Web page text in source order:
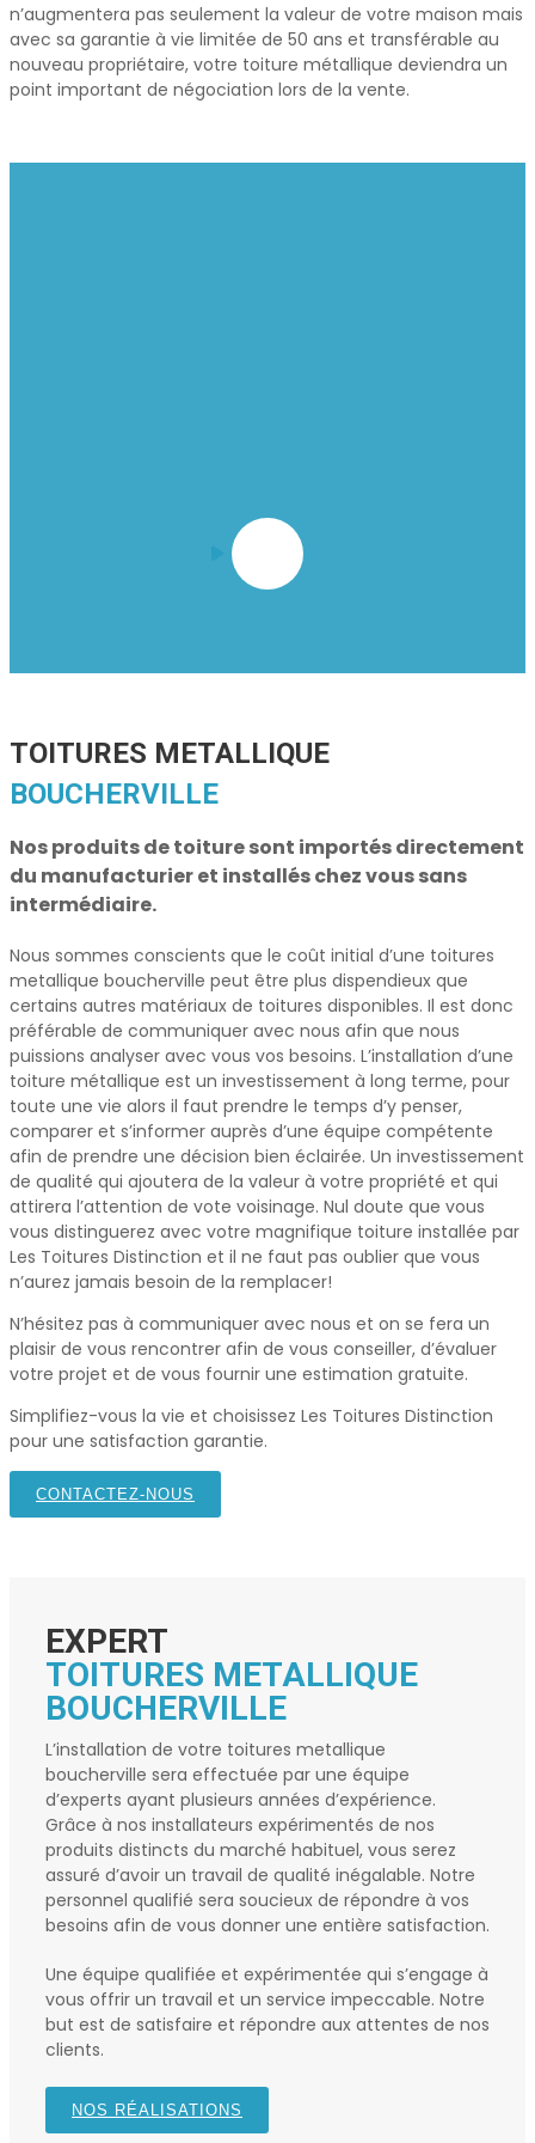
n’augmentera pas seulement la valeur de votre maison mais
avec sa garantie à vie limitée de 50 ans et transférable au
nouveau propriétaire, votre toiture métallique deviendra un
point important de négociation lors de la vente.
TOITURES METALLIQUE
BOUCHERVILLE
Nos produits de toiture sont importés directement
du manufacturier et installés chez vous sans
intermédiaire.
Nous sommes conscients que le coût initial d’une toitures
metallique boucherville peut être plus dispendieux que
certains autres matériaux de toitures disponibles. Il est donc
préférable de communiquer avec nous afin que nous
puissions analyser avec vous vos besoins. L’installation d’une
toiture métallique est un investissement à long terme, pour
toute une vie alors il faut prendre le temps d’y penser,
comparer et s’informer auprès d’une équipe compétente
afin de prendre une décision bien éclairée. Un investissement
de qualité qui ajoutera de la valeur à votre propriété et qui
attirera l’attention de vote voisinage. Nul doute que vous
vous distinguerez avec votre magnifique toiture installée par
Les Toitures Distinction et il ne faut pas oublier que vous
n’aurez jamais besoin de la remplacer!
N’hésitez pas à communiquer avec nous et on se fera un
plaisir de vous rencontrer afin de vous conseiller, d’évaluer
votre projet et de vous fournir une estimation gratuite.
Simplifiez-vous la vie et choisissez Les Toitures Distinction
pour une satisfaction garantie.
CONTACTEZ-NOUS
EXPERT
TOITURES METALLIQUE
BOUCHERVILLE
L’installation de votre toitures metallique
boucherville sera effectuée par une équipe
d’experts ayant plusieurs années d’expérience.
Grâce à nos installateurs expérimentés de nos
produits distincts du marché habituel, vous serez
assuré d’avoir un travail de qualité inégalable. Notre
personnel qualifié sera soucieux de répondre à vos
besoins afin de vous donner une entière satisfaction.
Une équipe qualifiée et expérimentée qui s’engage à
vous offrir un travail et un service impeccable. Notre
but est de satisfaire et répondre aux attentes de nos
clients.
NOS RÉALISATIONS